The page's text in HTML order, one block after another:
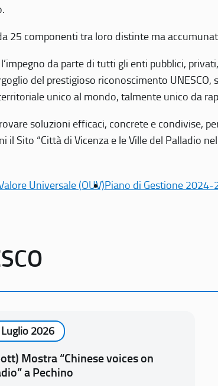
25 componenti tra loro distinte ma
da parte di tutti gli enti pubblici,
del prestigioso riconoscimento
unico al mondo, talmente unico da
soluzioni efficaci, concrete e condivise,
Sito “Città di Vicenza e le Ville del Palladio
Universale (OUV)Piano di Gestione 2024-
2026
Mostra “Chinese voices on
a Pechino